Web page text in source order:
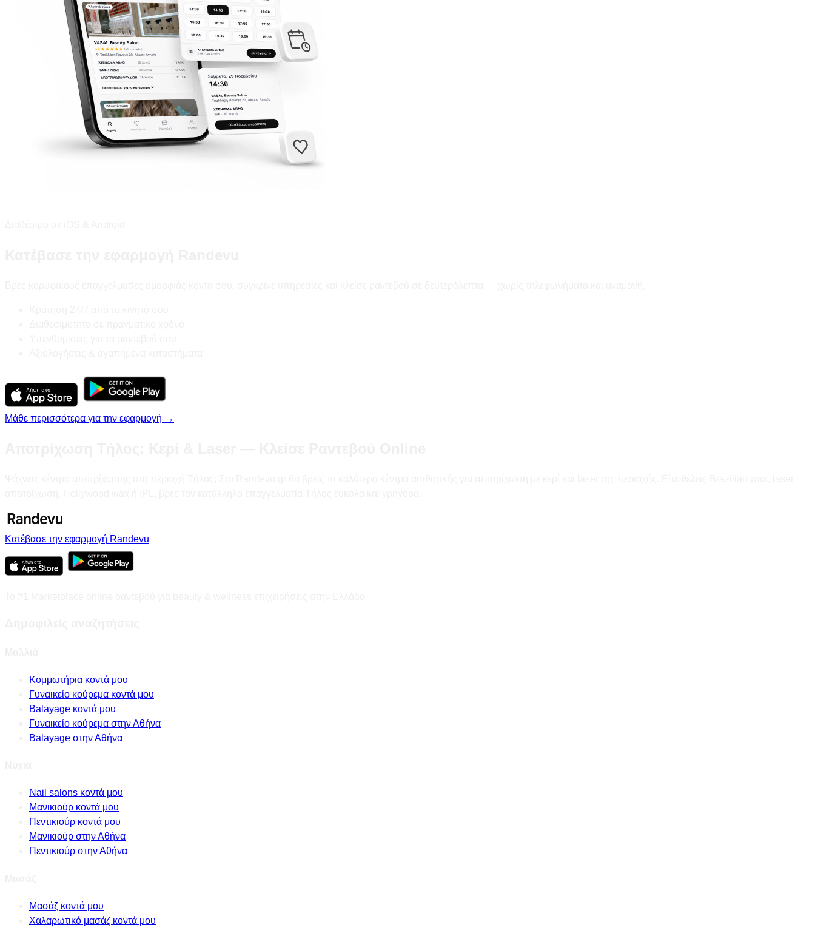
Μάθε περισσότερα για την εφαρμογή →
Κατέβασε την εφαρμογή Randevu
Κομμωτήρια κοντά μου
Γυναικείο κούρεμα κοντά μου
Balayage κοντά μου
Γυναικείο κούρεμα στην Αθήνα
Balayage στην Αθήνα
Nail salons κοντά μου
Μανικιούρ κοντά μου
Πεντικιούρ κοντά μου
Μανικιούρ στην Αθήνα
Πεντικιούρ στην Αθήνα
Μασάζ κοντά μου
Χαλαρωτικό μασάζ κοντά μου